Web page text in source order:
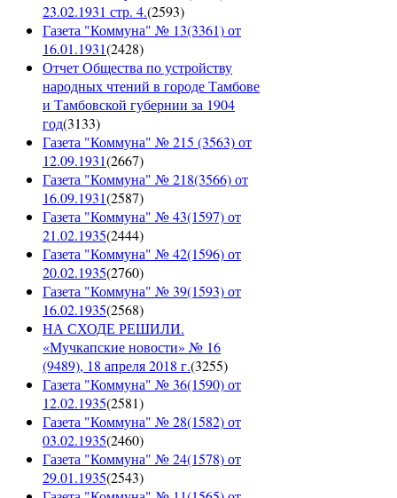
23.02.1931 стр. 4.(2593)
Газета "Коммуна" № 13(3361) от
16.01.1931(2428)
Отчет Общества по устройству
народных чтений в городе Тамбове
и Тамбовской губернии за 1904
год(3133)
Газета "Коммуна" № 215 (3563) от
12.09.1931(2667)
Газета "Коммуна" № 218(3566) от
16.09.1931(2587)
Газета "Коммуна" № 43(1597) от
21.02.1935(2444)
Газета "Коммуна" № 42(1596) от
20.02.1935(2760)
Газета "Коммуна" № 39(1593) от
16.02.1935(2568)
НА СХОДЕ РЕШИЛИ.
«Мучкапские новости» № 16
(9489), 18 апреля 2018 г.(3255)
Газета "Коммуна" № 36(1590) от
12.02.1935(2581)
Газета "Коммуна" № 28(1582) от
03.02.1935(2460)
Газета "Коммуна" № 24(1578) от
29.01.1935(2543)